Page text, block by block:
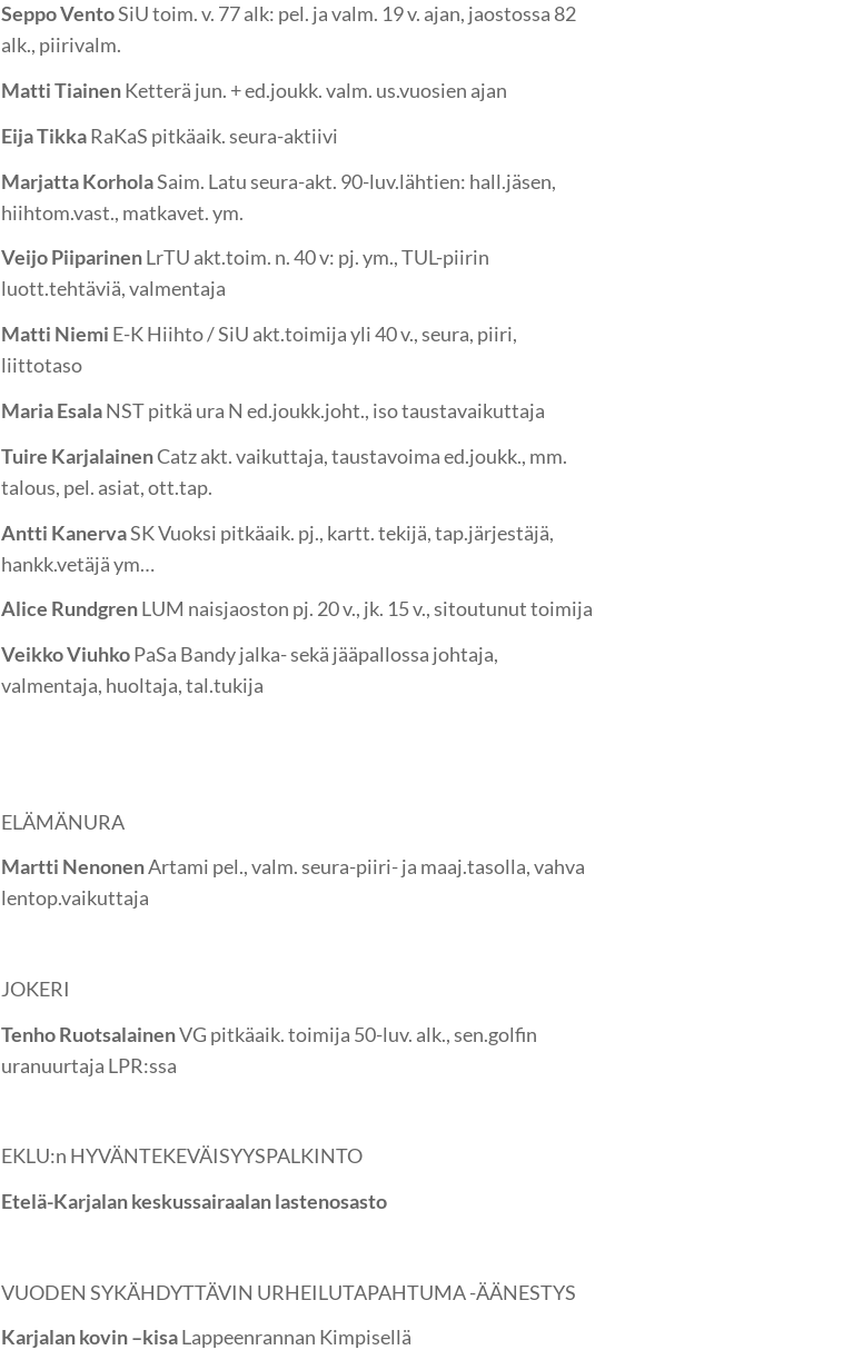
Seppo VentoSiU toim. v. 77 alk: pel. ja valm. 19 v. ajan, jaostossa 82
alk., piirivalm.
Matti TiainenKetterä jun. + ed.joukk. valm. us.vuosien ajan
Eija TikkaRaKaS pitkäaik. seura-aktiivi
Marjatta KorholaSaim. Latu seura-akt. 90-luv.lähtien: hall.jäsen,
hiihtom.vast., matkavet. ym.
Veijo PiiparinenLrTU akt.toim. n. 40 v: pj. ym., TUL-piirin
luott.tehtäviä, valmentaja
Matti Niemi E-K Hiihto / SiU akt.toimija yli 40 v., seura, piiri,
liittotaso
Maria EsalaNST pitkä ura N ed.joukk.joht., iso taustavaikuttaja
Tuire KarjalainenCatz akt. vaikuttaja, taustavoima ed.joukk., mm.
talous, pel. asiat, ott.tap.
Antti KanervaSK Vuoksi pitkäaik. pj., kartt. tekijä, tap.järjestäjä,
hankk.vetäjä ym…
Alice RundgrenLUM naisjaoston pj. 20 v., jk. 15 v., sitoutunut toimija
Veikko ViuhkoPaSa Bandy jalka- sekä jääpallossa johtaja,
valmentaja, huoltaja, tal.tukija
ELÄMÄNURA
Martti NenonenArtami pel., valm. seura-piiri- ja maaj.tasolla, vahva
lentop.vaikuttaja
JOKERI
Tenho RuotsalainenVG pitkäaik. toimija 50-luv. alk., sen.golfin
uranuurtaja LPR:ssa
EKLU:n HYVÄNTEKEVÄISYYSPALKINTO
Etelä-Karjalan keskussairaalan lastenosasto
VUODEN SYKÄHDYTTÄVIN URHEILUTAPAHTUMA -ÄÄNESTYS
Karjalan kovin –kisaLappeenrannan Kimpisellä